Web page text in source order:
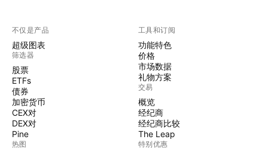
不仅是产品
超级图表
筛选器
股票
ETFs
债券
加密货币
CEX对
DEX对
Pine
热图
工具和订阅
功能特色
价格
市场数据
礼物方案
交易
概览
经纪商
经纪商比较
The Leap
特别优惠